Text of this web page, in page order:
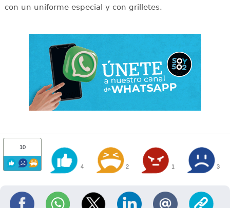
con un uniforme especial y con grilletes.
10
4 2 1 3